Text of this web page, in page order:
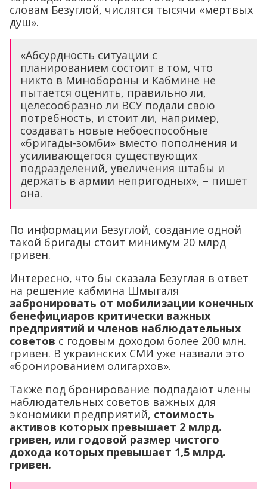
словам Безуглой, числятся тысячи «мертвых
душ».
«Абсурдность ситуации с
планированием состоит в том, что
никто в Минобороны и Кабмине не
пытается оценить, правильно ли,
целесообразно ли ВСУ подали свою
потребность, и стоит ли, например,
создавать новые небоеспособные
«бригады-зомби» вместо пополнения и
усиливающегося существующих
подразделений, увеличения штабы и
держать в армии непригодных», – пишет
она.
По информации Безуглой, создание одной
такой бригады стоит минимум 20 млрд
гривен.
Интересно, что бы сказала Безуглая в ответ
на решение кабмина Шмыгаля
забронировать от мобилизации конечных
бенефициаров критически важных
предприятий и членов наблюдательных
советов с годовым доходом более 200 млн.
гривен. В украинских СМИ уже назвали это
«бронированием олигархов».
Также под бронирование подпадают члены
наблюдательных советов важных для
экономики предприятий, стоимость
активов которых превышает 2 млрд.
гривен, или годовой размер чистого
дохода которых превышает 1,5 млрд.
гривен.